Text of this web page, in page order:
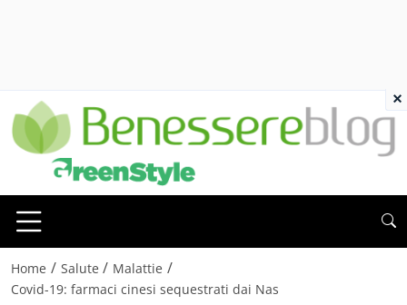
Home / Salute / Malattie /
Covid-19: farmaci cinesi sequestrati dai Nas
×